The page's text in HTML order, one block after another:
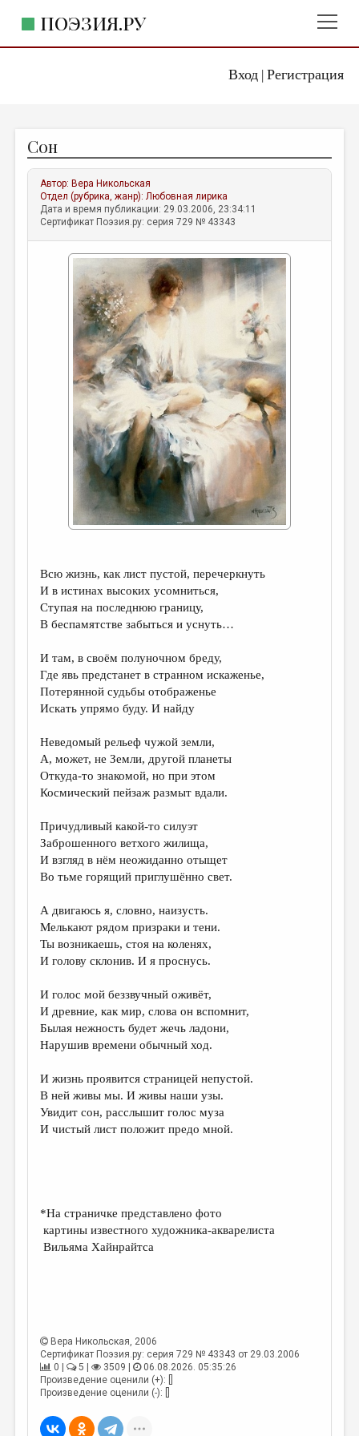
Вход| Регистрация
ПОЭЗИЯ.РУ
ЖАНРЫ
АВТОРЫ
КОММЕНТАРИИ
ЛИТСАЛОН
ПРАВИЛА САЙТА
ОТДЕЛЫ И РУБРИКИ
ИЗБРАННОЕ
ДАЙДЖЕСТ
ПРОИЗВЕДЕНИЯ
ПЕРЕВОДЫ
КОНКУРСЫ
ДЕТСКАЯ КОМНАТА
КНИЖНАЯ ПОЛКА
СТРАНИЦЫ ПАМЯТИ
ОБЪЯВЛЕНИЯ
РЕДКОЛЛЕГИЯ
ОТ РЕДАКЦИИ
ЭССЕИСТИКА
ЛИТЕРАТУРОВЕДЕНИЕ
ПУБЛИЦИСТИКА
РЕЦЕНЗИРОВАНИЕ
ТРЕДИАКОВСКИЙ
МЕДИА
Сон
Автор: Вера Никольская
Отдел (рубрика, жанр):Любовная лирика
Дата и время публикации: 29.03.2006, 23:34:11
Сертификат Поэзия.ру: серия 729 № 43343
Всю жизнь, как лист пустой, перечеркнуть
И в истинах высоких усомниться,
Ступая на последнюю границу,
В беспамятстве забыться и уснуть…
И там, в своём полуночном бреду,
Где явь предстанет в странном искаженье,
Потерянной судьбы отображенье
Искать упрямо буду. И найду
Неведомый рельеф чужой земли,
А, может, не Земли, другой планеты
Откуда-то знакомой, но при этом
Космический пейзаж размыт вдали.
Причудливый какой-то силуэт
Заброшенного ветхого жилища,
И взгляд в нём неожиданно отыщет
Во тьме горящий приглушённо свет.
А двигаюсь я, словно, наизусть.
Мелькают рядом призраки и тени.
Ты возникаешь, стоя на коленях,
И голову склонив. И я проснусь.
И голос мой беззвучный оживёт,
И древние, как мир, слова он вспомнит,
Былая нежность будет жечь ладони,
Нарушив времени обычный ход.
И жизнь проявится страницей непустой.
В ней живы мы. И живы наши узы.
Увидит сон, расслышит голос муза
И чистый лист положит предо мной.
*На страничке представлено фото
картины известного художника-акварелиста
Вильяма Хайнрайтса
Вера Никольская, 2006
Сертификат Поэзия.ру: серия 729 № 43343 от 29.03.2006
0 |
5 | 3509 |
06.08.2026. 05:35:26
Произведение оценили (+): []
Произведение оценили (-): []